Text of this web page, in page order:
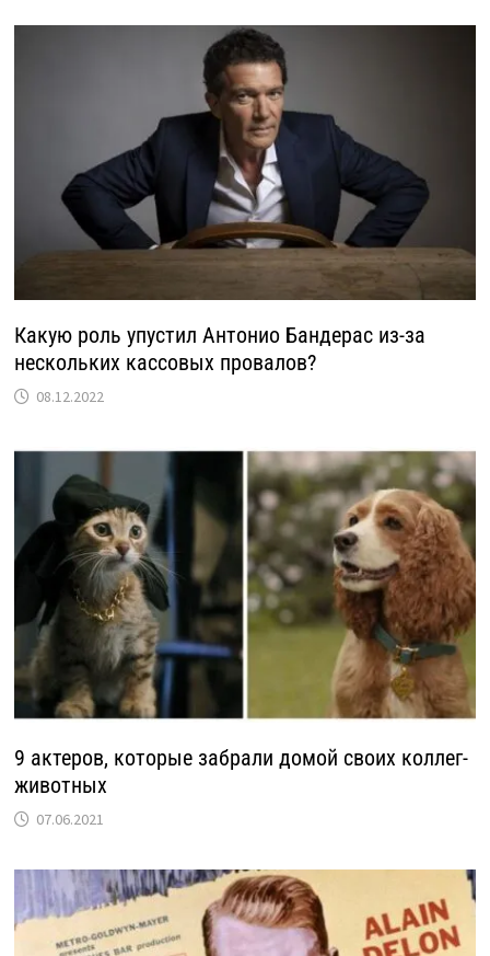
Какую роль упустил Антонио Бандерас из-за
нескольких кассовых провалов?
08.12.2022
9 актеров, которые забрали домой своих коллег-
животных
07.06.2021